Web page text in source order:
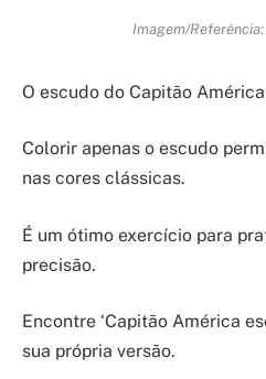
Imagem/
O escudo do Capitão
Colorir apenas o escudo
nas cores clássicas.
É um ótimo exercício para
precisão.
Encontre ‘Capitão América
sua própria versão.